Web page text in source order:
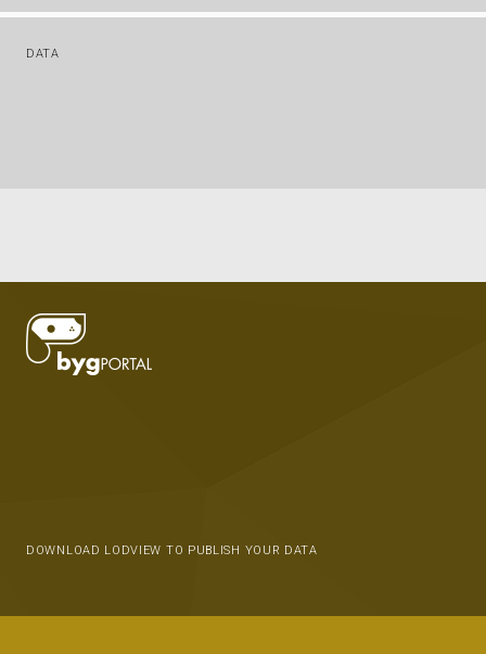
DATA
DOWNLOAD LODVIEW TO PUBLISH YOUR DATA